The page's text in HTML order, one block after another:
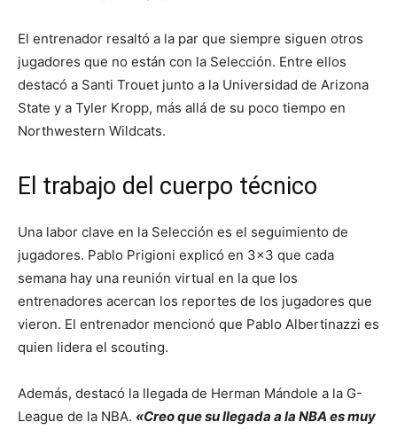
El entrenador resaltó a la par que siempre siguen otros
jugadores que no están con la Selección. Entre ellos
destacó a Santi Trouet junto a la Universidad de Arizona
State y a Tyler Kropp, más allá de su poco tiempo en
Northwestern Wildcats.
El trabajo del cuerpo técnico
Una labor clave en la Selección es el seguimiento de
jugadores. Pablo Prigioni explicó en 3×3 que cada
semana hay una reunión virtual en la que los
entrenadores acercan los reportes de los jugadores que
vieron. El entrenador mencionó que Pablo Albertinazzi es
quien lidera el scouting.
Además, destacó la llegada de Herman Mándole a la G-
League de la NBA. «Creo que su llegada a la NBA es muy